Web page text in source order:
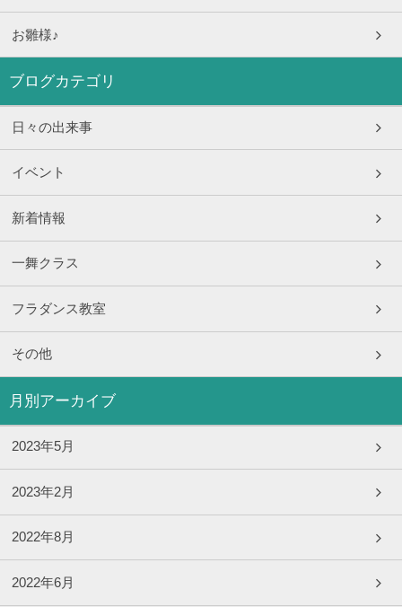
お雛様♪
ブログカテゴリ
日々の出来事
イベント
新着情報
一舞クラス
フラダンス教室
その他
月別アーカイブ
2023年5月
2023年2月
2022年8月
2022年6月